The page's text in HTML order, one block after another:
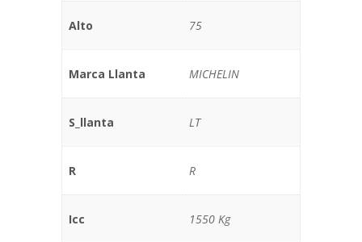
Alto 75
Marca Llanta MICHELIN
S_llanta LT
R R
Icc 1550 Kg